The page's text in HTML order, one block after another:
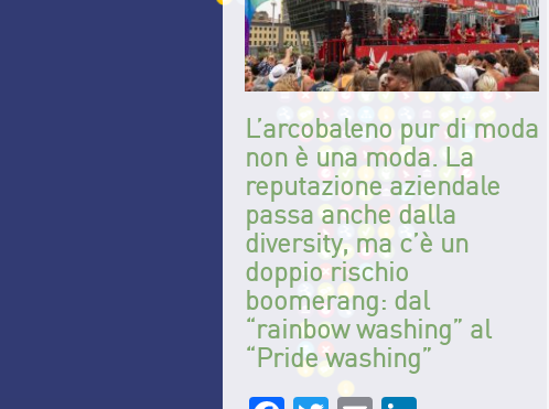
L’arcobaleno pur di moda
non è una moda. La
reputazione aziendale
passa anche dalla
diversity, ma c’è un
doppio rischio
boomerang: dal
“rainbow washing” al
“Pride washing”